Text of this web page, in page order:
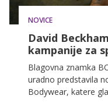
NOVICE
David
kampanije za
Blagovna znamka
uradno predstavila
Bodywear, katere